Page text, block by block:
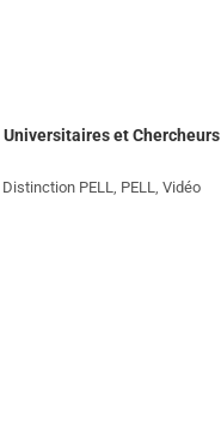
Universitaires et Chercheurs
Distinction PELL, PELL, Vidéo